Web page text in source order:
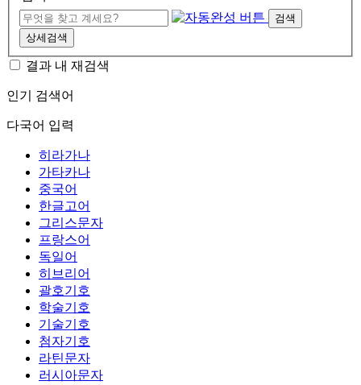
검색
상세검색
결과 내 재검색
인기 검색어
다국어 입력
히라가나
가타카나
중국어
한글고어
그리스문자
프랑스어
독일어
히브리어
괄호기호
학술기호
기술기호
첨자기호
라틴문자
러시아문자